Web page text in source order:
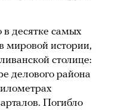
десятке самых
мировой истории,
столице:
делового района
Погибло